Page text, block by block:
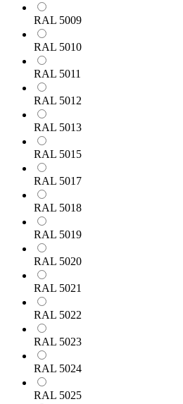
RAL 5009
RAL 5010
RAL 5011
RAL 5012
RAL 5013
RAL 5015
RAL 5017
RAL 5018
RAL 5019
RAL 5020
RAL 5021
RAL 5022
RAL 5023
RAL 5024
RAL 5025